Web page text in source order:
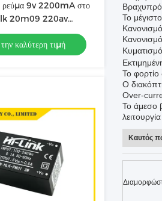
ρεύμα 9v 2200mA στο
20m09 220av
δύναμης
καλύτερη τιμή
Το
Το
Ο
Over-
Το άμεσο
Καυτός